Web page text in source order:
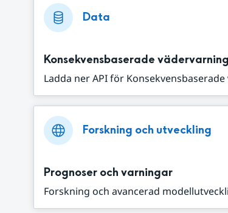
Data
Konsekvensbaserade
Ladda ner API för
Forskning och utveckling
Prognoser och varningar
Forskning och avancerad